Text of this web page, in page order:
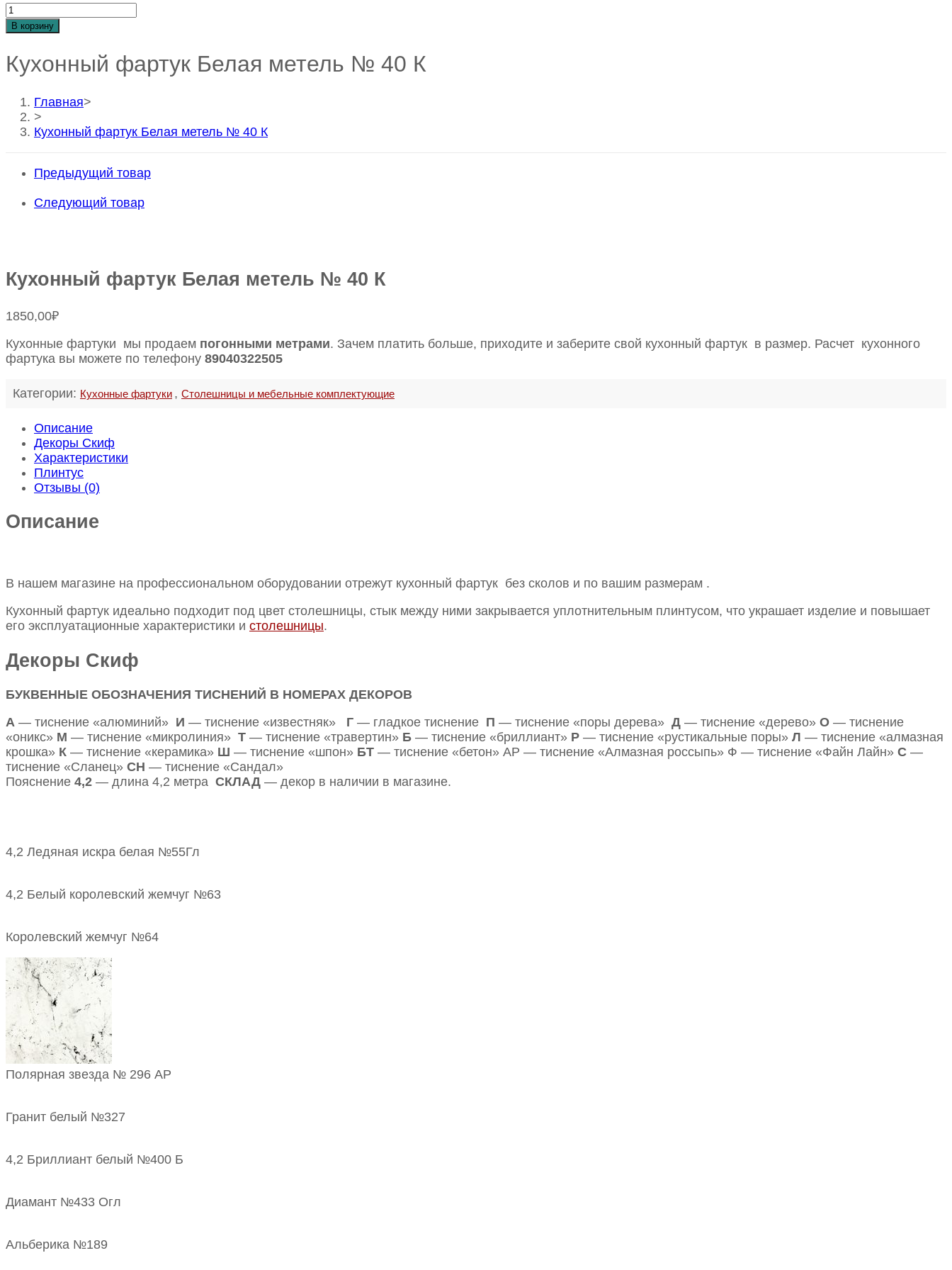
Количество
Кухонный
фартук
Белая
метель
В корзину
Кухонный фартук Белая метель № 40 К
Главная>
>
Кухонный фартук Белая метель № 40 К
Предыдущий товар
Следующий товар
Кухонный фартук Белая метель № 40 К
1850,00₽
Кухонные фартуки мы продаем погонными метрами. Зачем платить больше, приходите и заберите свой кухонный фартук в размер. Расчет кухонного
фартука вы можете по телефону 89040322505
Категории: Кухонные фартуки , Столешницы и мебельные комплектующие
Описание
Декоры Скиф
Характеристики
Плинтус
Отзывы (0)
Описание
В нашем магазине на профессиональном оборудовании отрежут кухонный фартук без сколов и по вашим размерам .
Кухонный фартук идеально подходит под цвет столешницы, стык между ними закрывается уплотнительным плинтусом, что украшает изделие и повышает
его эксплуатационные характеристики и столешницы.
Декоры Скиф
БУКВЕННЫЕ ОБОЗНАЧЕНИЯ ТИСНЕНИЙ В НОМЕРАХ ДЕКОРОВ
А — тиснение «алюминий» И — тиснение «известняк» Г — гладкое тиснение П — тиснение «поры дерева» Д — тиснение «дерево» О — тиснение
«оникс» М — тиснение «микролиния» Т — тиснение «травертин» Б — тиснение «бриллиант» Р — тиснение «рустикальные поры» Л — тиснение «алмазная
крошка» К — тиснение «керамика» Ш — тиснение «шпон» БТ — тиснение «бетон» АР — тиснение «Алмазная россыпь» Ф — тиснение «Файн Лайн» С —
тиснение «Сланец» СН — тиснение «Сандал»
Пояснение 4,2 — длина 4,2 метра СКЛАД — декор в наличии в магазине.
4,2 Ледяная искра белая №55Гл
4,2 Белый королевский жемчуг №63
Королевский жемчуг №64
Полярная звезда № 296 АР
Гранит белый №327
4,2 Бриллиант белый №400 Б
Диамант №433 Огл
Альберика №189